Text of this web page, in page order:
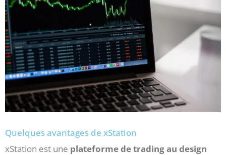
Quelques avantages de xStation
xStation est une plateforme de trading au design